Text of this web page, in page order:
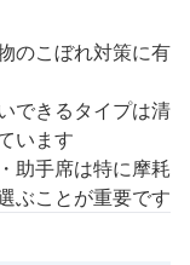
のこぼれ対策に有
できるタイプは清
います
助手席は特に摩耗
ぶことが重要です